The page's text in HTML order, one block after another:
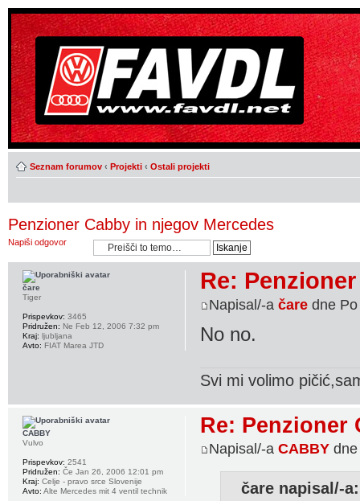
Seznam forumov ‹ Projekti ‹ Ostali projekti
Penzioner Cabby in njegov Mercedes
Napiši odgovor
Re:
Napisal/-ačare dne
No no.
Svi mi volimo
čare
Tiger
Prispevkov: 3465
Pridružen: Ne Feb 12, 2006 7:32 pm
Kraj: ljubljana
Avto: FIAT Marea JTD
Re: Penzioner
Napisal/-aCABBY
čare napisal/-a:
CABBY
Vulvo
Prispevkov: 2541
Pridružen: Če Jan 26, 2006 12:01 pm
Kraj: Celje - pravo srce Slovenije
Avto: Alte Mercedes mit 4 ventil technik